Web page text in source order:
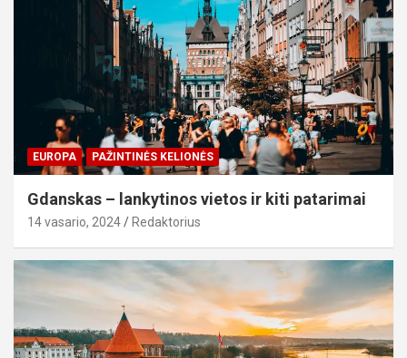
EUROPA PAŽINTINĖS KELIONĖS
Gdanskas – lankytinos vietos ir kiti patarimai
14 vasario, 2024 Redaktorius